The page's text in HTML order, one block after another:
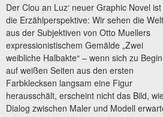
Der Clou an Luz‘ neuer Graphic Novel ist
die Erzählperspektive: Wir sehen die Welt
aus der Subjektiven von Otto Muellers
expressionistischem Gemälde „Zwei
weibliche Halbakte“ – wenn sich zu
auf weißen Seiten aus den ersten
Farbklecksen langsam eine Figur
herausschält, erscheint nicht das Bild,
Dialog zwischen Maler und Modell